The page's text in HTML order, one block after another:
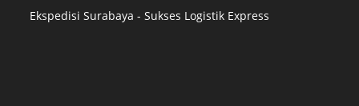
Ekspedisi Surabaya - Sukses Logistik Express